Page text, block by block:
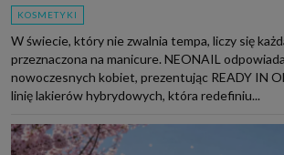
KOSMETYKI
W świecie, który nie zwalnia tempa, liczy się
przeznaczona na manicure. NEONAIL
nowoczesnych kobiet, prezentując READY IN
linię lakierów hybrydowych, która redefiniu...